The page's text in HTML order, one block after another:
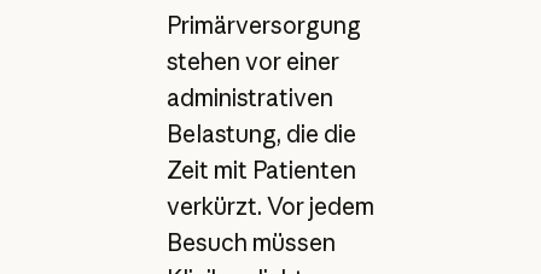
Primärversorgung
stehen vor einer
administrativen
Belastung, die die
Zeit mit Patienten
verkürzt. Vor jedem
Besuch müssen